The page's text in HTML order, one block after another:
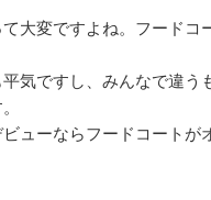
大変ですよね。フードコ
気ですし、みんなで違う
ューならフードコートが